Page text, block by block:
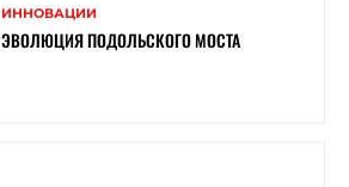
ИННОВАЦИИ
ЭВОЛЮЦИЯ ПОДОЛЬСКОГО МОСТА